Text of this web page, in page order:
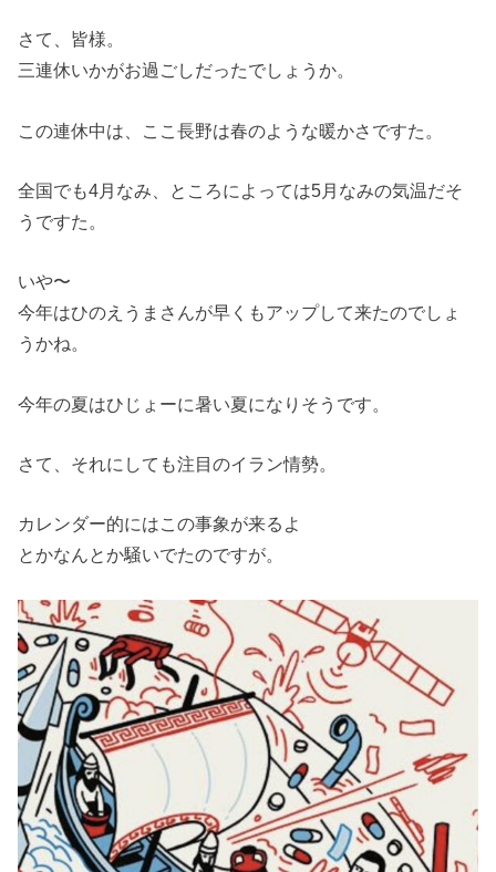
さて、皆様。
三連休いかがお過ごしだったでしょうか。
この連休中は、ここ長野は春のような暖かさですた。
全国でも4月なみ、ところによっては5月なみの気温だそ
うですた。
いや〜
今年はひのえうまさんが早くもアップして来たのでしょ
うかね。
今年の夏はひじょーに暑い夏になりそうです。
さて、それにしても注目のイラン情勢。
カレンダー的にはこの事象が来るよ
とかなんとか騒いでたのですが。